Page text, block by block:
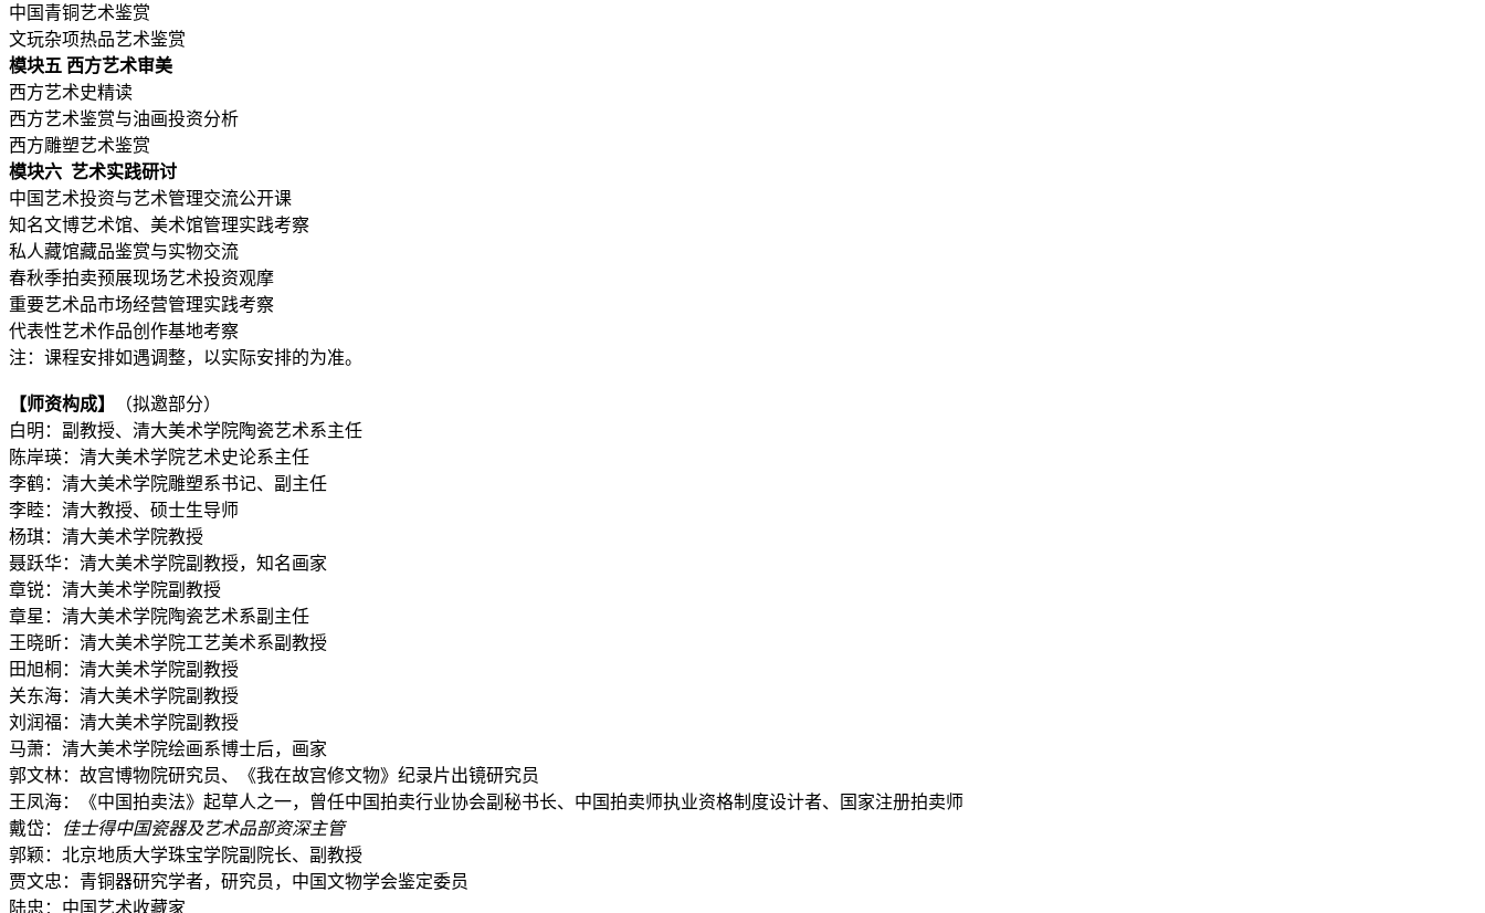
中国青铜艺术鉴赏
文玩杂项热品艺术鉴赏
模块五 西方艺术审美
西方艺术史精读
西方艺术鉴赏与油画投资分析
西方雕塑艺术鉴赏
模块六 艺术实践研讨
中国艺术投资与艺术管理交流公开课
知名文博艺术馆、美术馆管理实践考察
私人藏馆藏品鉴赏与实物交流
春秋季拍卖预展现场艺术投资观摩
重要艺术品市场经营管理实践考察
代表性艺术作品创作基地考察
注：课程安排如遇调整，以实际安排的为准。
【师资构成】
（拟邀部分）
白明：副教授、 清大美术学院陶瓷艺术系主任
陈岸瑛：清大美术学院艺术史论系主任
李鹤：清大美术学院雕塑系书记、副主任
李睦：清大教授、硕士生导师
杨琪： 清大美术学院教授
聂跃华：清大美术学院副教授，知名画家
章锐： 清大美术学院副教授
章星： 清大美术学院陶瓷艺术系副主任
王晓昕： 清大美术学院工艺美术系副教授
田旭桐： 清大美术学院副教授
关东海： 清大美术学院副教授
刘润福：清大美术学院副教授
马萧：清大美术学院绘画系博士后，画家
郭文林：故宫博物院研究员、《我在故宫修文物》纪录片出镜研究员
王凤海：《中国拍卖法》起草人之一，曾任中国拍卖行业协会副秘书长、中国拍卖师执业资格制度设计者、国家注册拍卖师
戴岱：
佳士得中国瓷器及艺术品部资深主管
郭颖：北京地质大学珠宝学院副院长、副教授
贾文忠：青铜器研究学者，研究员，中国文物学会鉴定委员
陆忠：中国艺术收藏家